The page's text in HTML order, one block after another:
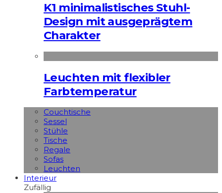
K1 minimalistisches Stuhl-
Design mit ausgeprägtem
Charakter
Leuchten mit flexibler
Farbtemperatur
Couchtische
Sessel
Stühle
Tische
Regale
Sofas
Leuchten
Interieur
Zufällig